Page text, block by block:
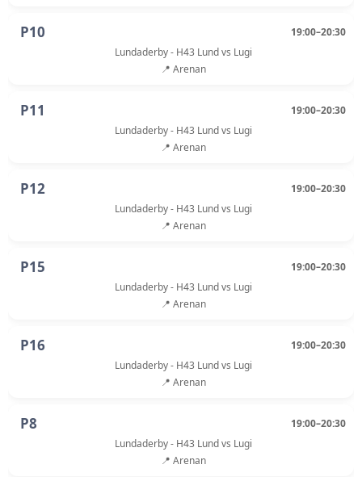
P10
19:00–20:30
Lundaderby - H43 Lund vs Lugi
📍 Arenan
P11
19:00–20:30
Lundaderby - H43 Lund vs Lugi
📍 Arenan
P12
19:00–20:30
Lundaderby - H43 Lund vs Lugi
📍 Arenan
P15
19:00–20:30
Lundaderby - H43 Lund vs Lugi
📍 Arenan
P16
19:00–20:30
Lundaderby - H43 Lund vs Lugi
📍 Arenan
P8
19:00–20:30
Lundaderby - H43 Lund vs Lugi
📍 Arenan